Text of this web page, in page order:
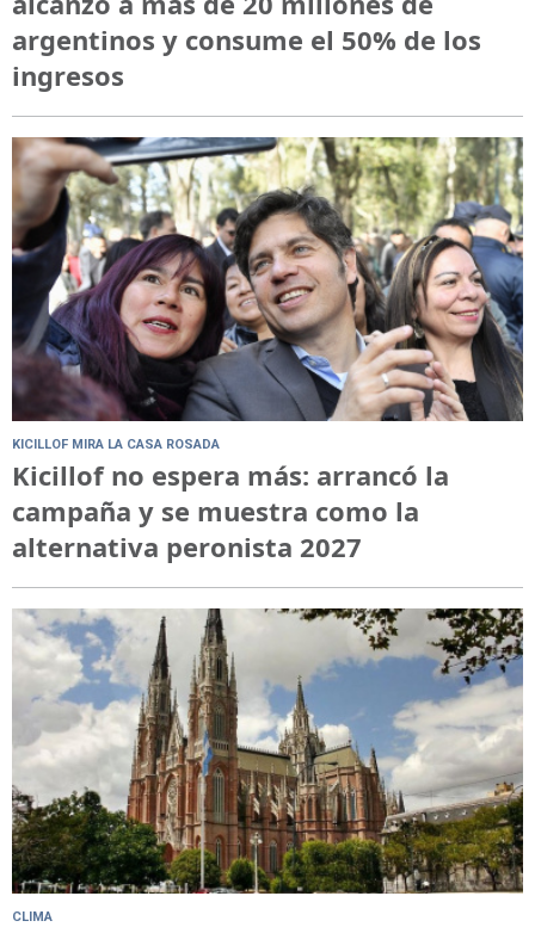
argentinos y consume el 50% de los
ingresos
KICILLOF MIRA LA CASA ROSADA
Kicillof no espera más: arrancó la
campaña y se muestra como la
alternativa peronista 2027
CLIMA